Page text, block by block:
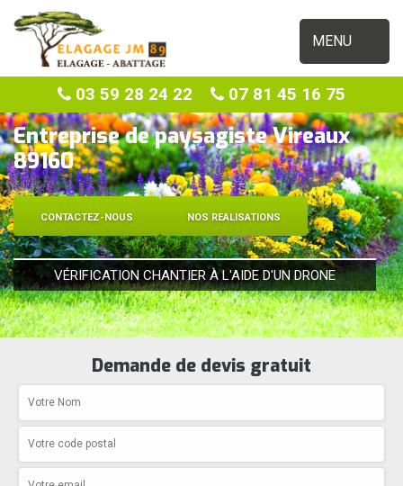
MENU
03 59 28 24 22 07 81 45 16 75
Entreprise de paysagiste Vireaux
89160
CONTACTEZ-NOUS NOS REALISATIONS
VÉRIFICATION CHANTIER À L'AIDE D'UN DRONE
Demande de devis gratuit